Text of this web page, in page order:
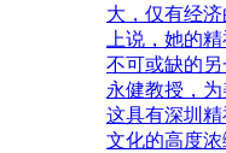
大，仅有经
上说，她的
不可或缺的
永健教授，
这具有深圳
文化的高度浓